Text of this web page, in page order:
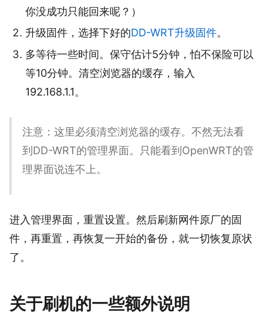
你没成功只能回来呢？）
升级固件，选择下好的DD-WRT升级固件。
多等待一些时间。保守估计5分钟，怕不保险可以
等10分钟。清空浏览器的缓存，输入
192.168.1.1。
注意：这里必须清空浏览器的缓存。不然无法看
到DD-WRT的管理界面。只能看到OpenWRT的管
理界面说连不上。
进入管理界面，重置设置。然后刷新网件原厂的固
件，再重置，再恢复一开始的备份，就一切恢复原状
了。
关于刷机的一些额外说明